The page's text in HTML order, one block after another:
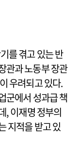
를 겪고 있는 반
관과 노동부 장관
우려되고 있다.
군에서 성과급 책
, 이재명 정부의
지적을 받고 있